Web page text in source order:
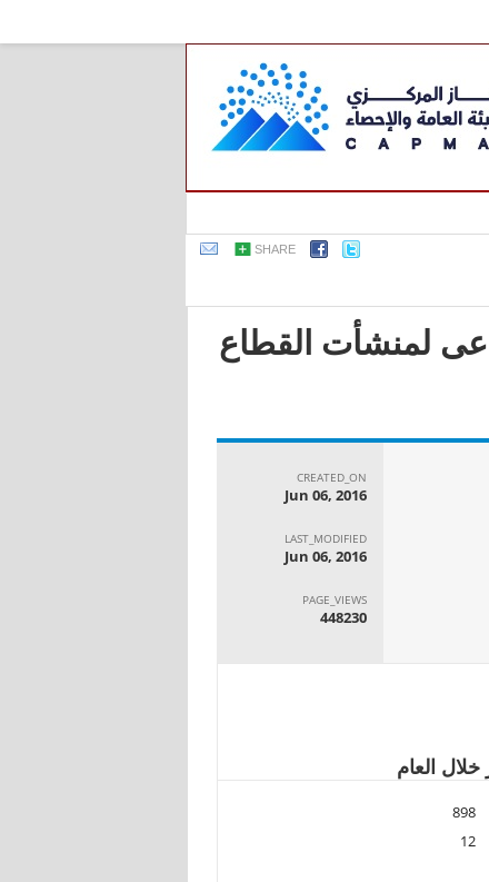
SHARE
لمنشأت القطاع
CREATED_ON
Jun 06, 2016
LAST_MODIFIED
Jun 06, 2016
PAGE_VIEWS
448230
العام
898
12